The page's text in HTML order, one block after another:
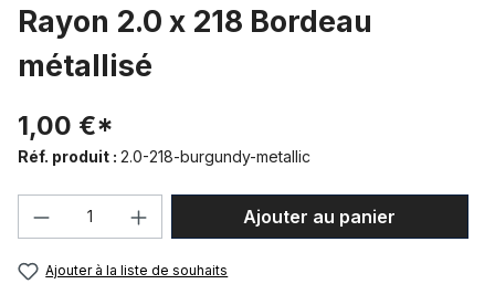
Rayon 2.0 x 218 Bordeau
métallisé
1,00 €*
Réf. produit : 2.0-218-burgundy-metallic
Quantité de produit : Entrez la
Ajouter au panier
Ajouter à la liste de souhaits